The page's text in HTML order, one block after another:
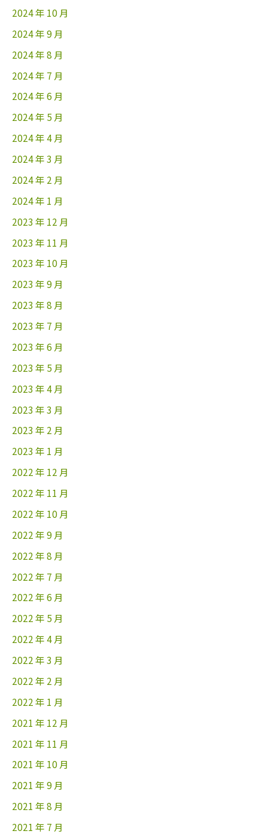
2024 年 10 月
2024 年 9 月
2024 年 8 月
2024 年 7 月
2024 年 6 月
2024 年 5 月
2024 年 4 月
2024 年 3 月
2024 年 2 月
2024 年 1 月
2023 年 12 月
2023 年 11 月
2023 年 10 月
2023 年 9 月
2023 年 8 月
2023 年 7 月
2023 年 6 月
2023 年 5 月
2023 年 4 月
2023 年 3 月
2023 年 2 月
2023 年 1 月
2022 年 12 月
2022 年 11 月
2022 年 10 月
2022 年 9 月
2022 年 8 月
2022 年 7 月
2022 年 6 月
2022 年 5 月
2022 年 4 月
2022 年 3 月
2022 年 2 月
2022 年 1 月
2021 年 12 月
2021 年 11 月
2021 年 10 月
2021 年 9 月
2021 年 8 月
2021 年 7 月